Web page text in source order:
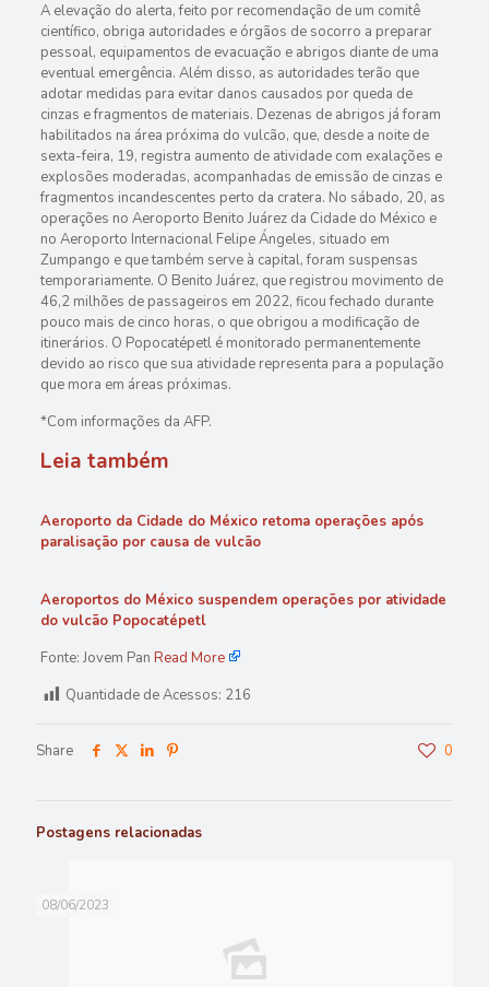
A elevação do alerta, feito por recomendação de um comitê
científico, obriga autoridades e órgãos de socorro a preparar
pessoal, equipamentos de evacuação e abrigos diante de uma
eventual emergência. Além disso, as autoridades terão que
adotar medidas para evitar danos causados por queda de
cinzas e fragmentos de materiais. Dezenas de abrigos já foram
habilitados na área próxima do vulcão, que, desde a noite de
sexta-feira, 19, registra aumento de atividade com exalações e
explosões moderadas, acompanhadas de emissão de cinzas e
fragmentos incandescentes perto da cratera. No sábado, 20, as
operações no Aeroporto Benito Juárez da Cidade do México e
no Aeroporto Internacional Felipe Ángeles, situado em
Zumpango e que também serve à capital, foram suspensas
temporariamente. O Benito Juárez, que registrou movimento de
46,2 milhões de passageiros em 2022, ficou fechado durante
pouco mais de cinco horas, o que obrigou a modificação de
itinerários. O Popocatépetl é monitorado permanentemente
devido ao risco que sua atividade representa para a população
que mora em áreas próximas.
*Com informações da AFP.
Leia também
Aeroporto da Cidade do México retoma operações após
paralisação por causa de vulcão
Aeroportos do México suspendem operações por atividade
do vulcão Popocatépetl
Fonte: Jovem Pan Read More
Quantidade de Acessos: 216
Share 0
Postagens relacionadas
08/06/2023